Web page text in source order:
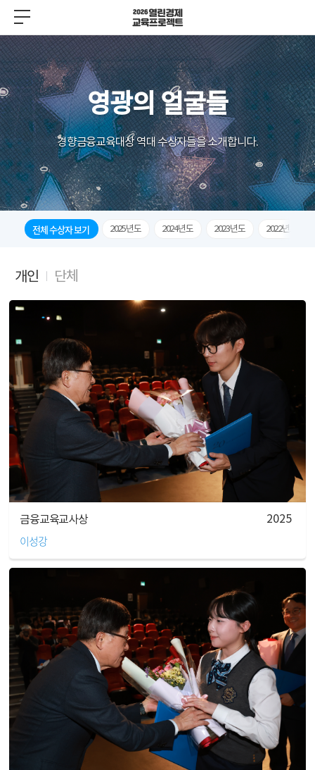
영광의 얼굴들
경향금융교육대상 역대 수상자들을 소개합니다.
전체 수상자 보기 2025년도 2024년도 2023년도 2022년도
개인 단체
금융교육교사상 2025
이성강